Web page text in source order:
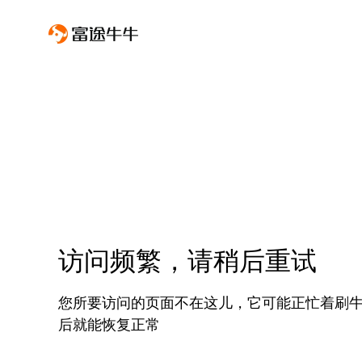
访问频繁，请稍后重试
您所要访问的页面不在这儿，它可能正忙着刷
后就能恢复正常